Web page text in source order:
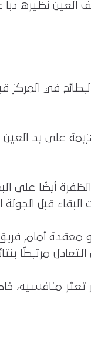
العين نظيره دبا
على يد
الظفرة أيضًا على
قبل الجولة
معقدة أمام
مرتبطًا
منافسيه،